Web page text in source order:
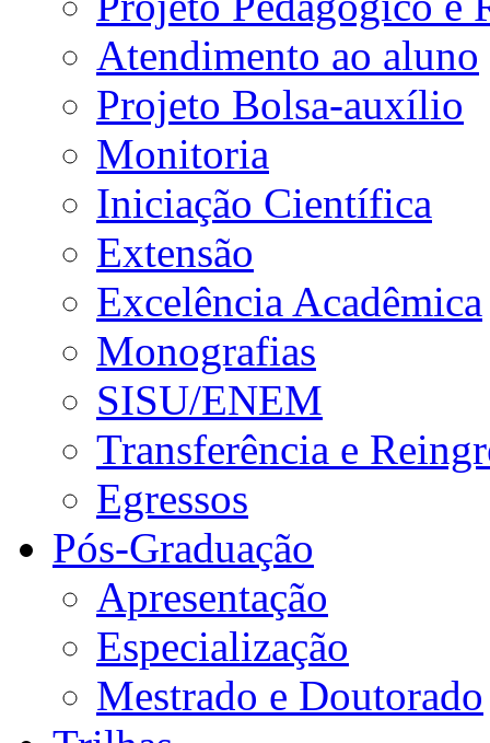
Atendimento ao aluno
Projeto Bolsa-auxílio
Monitoria
Iniciação Científica
Extensão
Excelência Acadêmica
Monografias
SISU/ENEM
Transferência e
Egressos
Pós-Graduação
Apresentação
Especialização
Mestrado e Doutorado